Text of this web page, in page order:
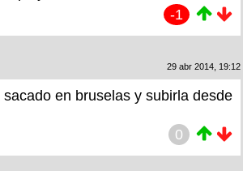
-1
29 abr 2014, 19:12
en bruselas y subirla desde
0